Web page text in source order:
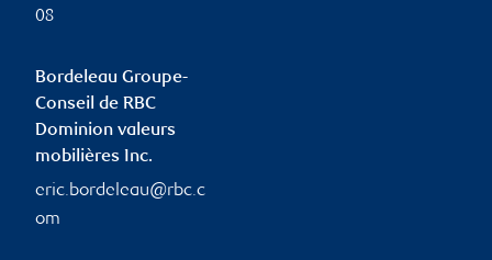
08
Bordeleau Groupe-
Conseil de RBC
Dominion valeurs
mobilières Inc.
eric.bordeleau@rbc.c
om